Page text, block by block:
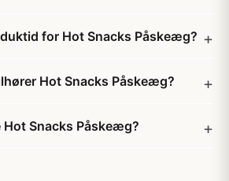
for Hot Snacks Påskeæg?
Hot Snacks Påskeæg?
Hot Snacks Påskeæg?